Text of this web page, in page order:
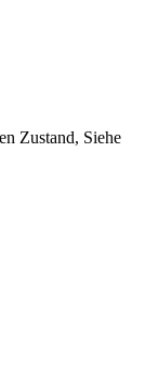
Zustand, Siehe